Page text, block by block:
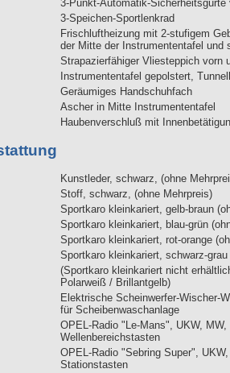
3-Punkt-Automatik-Sicherheitsgurte
3-Speichen-Sportlenkrad
Frischluftheizung mit 2-stufigem
der Mitte der Instrumententafel und
Strapazierfähiger Vliesteppich vorn
Instrumententafel gepolstert,
Geräumiges Handschuhfach
Ascher in Mitte Instrumententafel
Haubenverschluß mit
Kunstleder, schwarz, (ohne
Stoff, schwarz, (ohne Mehrpreis)
Sportkaro kleinkariert, gelb-braun
Sportkaro kleinkariert, blau-grün
Sportkaro kleinkariert, rot-orange
Sportkaro kleinkariert, schwarz-
(Sportkaro kleinkariert nicht
Polarweiß / Brillantgelb)
Elektrische Scheinwerfer-Wischer-
für Scheibenwaschanlage
OPEL-Radio "Le-Mans", UKW,
Wellenbereichstasten
OPEL-Radio "Sebring Super",
Stationstasten